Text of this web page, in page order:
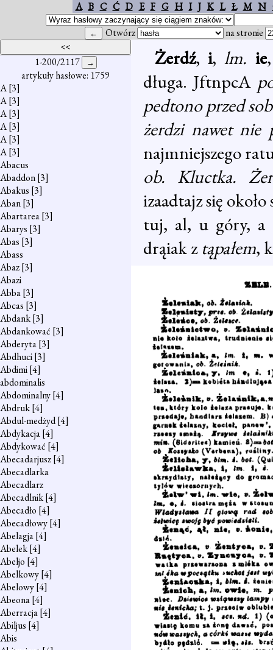
A B C Ć D E F G H I J K L Ł M N
Otwórz na stronie
1-200/2117
artykuły hasłowe: 1759
A[3]
A[3]
A[3]
A[3]
A[3]
A[3]
Abacus
Abaddon[3]
Abakus [3]
Aban[3]
Abartarea[3]
Abarys [3]
Abas [3]
Abass
Abaz[3]
Abazi
Abba[3]
Abcas [3]
Abdank[3]
Abdankować [3]
Abderyta[3]
Abdhuci[3]
Abdimi[4]
abdominalis
Abdominalny[4]
Abdruk[4]
Abdul-medżyd[4]
Abdykacja[4]
Abdykować [4]
Abecadarjusz[4]
Abecadlarka
Abecadlarz
Abecadlnik[4]
Abecadło [4]
Abecadłowy[4]
Abelagja[4]
Abelek[4]
Abeljo [4]
Abelkowy[4]
Abelowy[4]
Abeona[4]
Aberracja[4]
Abiljus [4]
Abis
Żerdź,i, lm. ie
długa. JftnpcA
pedtono przed
żerdzi nawet nie
najmniejszego
ob. Kluctka.
izaadtajz się
tuj, al, u góry, a
drąiak z tąpałem,